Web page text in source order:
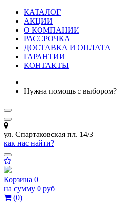
КАТАЛОГ
АКЦИИ
О КОМПАНИИ
РАССРОЧКА
ДОСТАВКА И ОПЛАТА
ГАРАНТИИ
КОНТАКТЫ
Нужна помощь с выбором?
ул. Спартаковская пл. 14/3
как нас найти?
Корзина 0
на сумму 0 руб
(0)